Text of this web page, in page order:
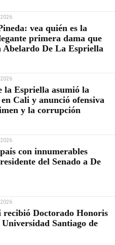
2026
vea quién es la
primera dama que
Abelardo De La Espriella
2026
la Espriella asumió la
Cali y anunció ofensiva
y la corrupción
2026
con innumerables
del Senado a De
2026
Doctorado Honoris
Universidad Santiago de